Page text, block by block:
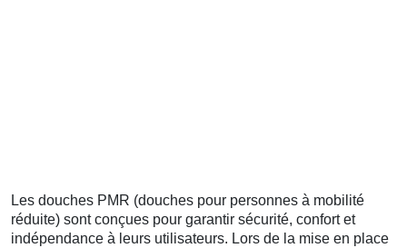
Les douches PMR (douches pour personnes à mobilité
réduite) sont conçues pour garantir sécurité, confort et
indépendance à leurs utilisateurs. Lors de la mise en place